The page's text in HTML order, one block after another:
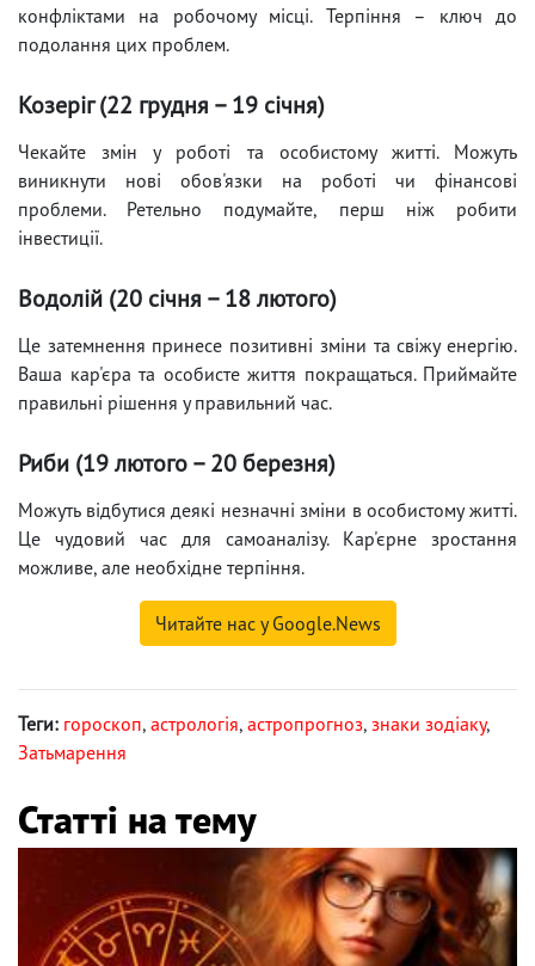
конфліктами на робочому місці. Терпіння – ключ до
подолання цих проблем.
Козеріг (22 грудня – 19 січня)
Чекайте змін у роботі та особистому житті. Можуть
виникнути нові обов'язки на роботі чи фінансові
проблеми. Ретельно подумайте, перш ніж робити
інвестиції.
Водолій (20 січня – 18 лютого)
Це затемнення принесе позитивні зміни та свіжу енергію.
Ваша кар'єра та особисте життя покращаться. Приймайте
правильні рішення у правильний час.
Риби (19 лютого – 20 березня)
Можуть відбутися деякі незначні зміни в особистому житті.
Це чудовий час для самоаналізу. Кар'єрне зростання
можливе, але необхідне терпіння.
Читайте нас у Google.News
Теги: гороскоп, астрологія, астропрогноз, знаки зодіаку,
Затьмарення
Статті на тему